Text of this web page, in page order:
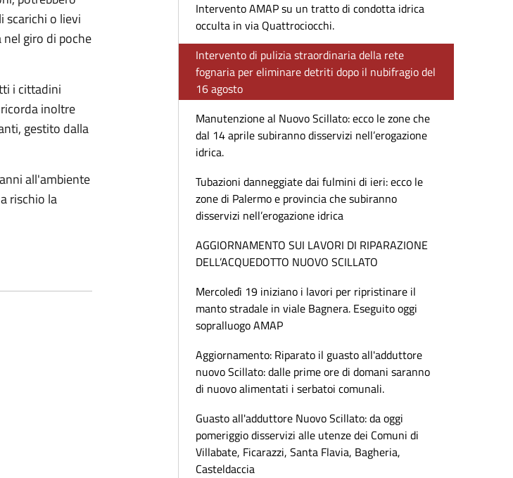
scarichi o lievi
giro di poche
i cittadini
inoltre
gestito dalla
all'ambiente
rischio la
Intervento AMAP su un tratto di condotta idrica
occulta in via Quattrociocchi.
Intervento di pulizia straordinaria della rete
fognaria per eliminare detriti dopo il nubifragio del
16 agosto
Manutenzione al Nuovo Scillato: ecco le zone che
dal 14 aprile subiranno disservizi nell’erogazione
idrica.
Tubazioni danneggiate dai fulmini di ieri: ecco le
zone di Palermo e provincia che subiranno
disservizi nell’erogazione idrica
AGGIORNAMENTO SUI LAVORI DI RIPARAZIONE
DELL’ACQUEDOTTO NUOVO SCILLATO
Mercoledì 19 iniziano i lavori per ripristinare il
manto stradale in viale Bagnera. Eseguito oggi
sopralluogo AMAP
Aggiornamento: Riparato il guasto all'adduttore
nuovo Scillato: dalle prime ore di domani saranno
di nuovo alimentati i serbatoi comunali.
Guasto all'adduttore Nuovo Scillato: da oggi
pomeriggio disservizi alle utenze dei Comuni di
Villabate, Ficarazzi, Santa Flavia, Bagheria,
Casteldaccia